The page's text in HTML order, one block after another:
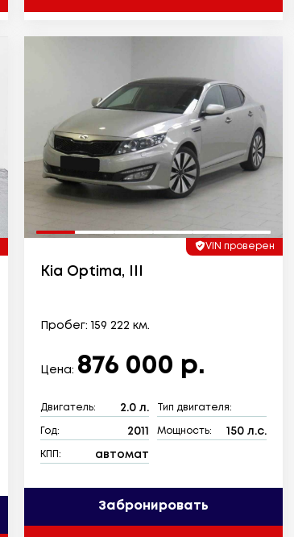
VIN проверен
Kia Optima, III
Пробег: 159 222 км.
Цена: 876 000 р.
Двигатель: 2.0 л. Тип двигателя:
Год: 2011 Мощность: 150 л.с.
КПП: автомат
Забронировать